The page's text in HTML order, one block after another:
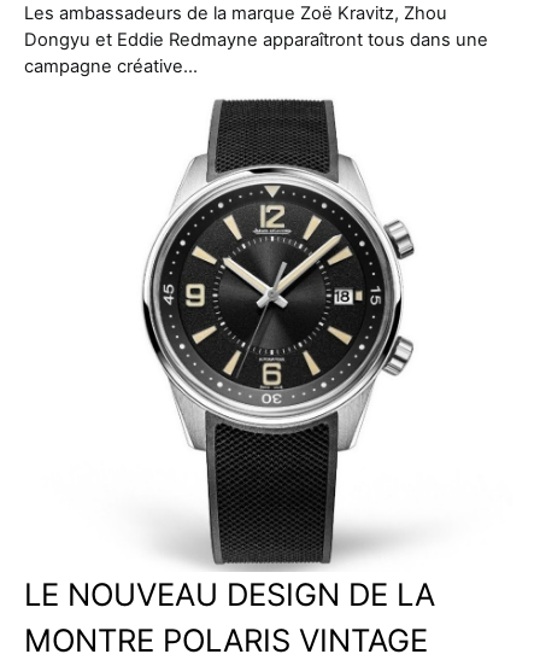
Les ambassadeurs de la marque Zoë Kravitz, Zhou
Dongyu et Eddie Redmayne apparaîtront tous dans une
campagne créative…
LE NOUVEAU DESIGN DE LA
MONTRE POLARIS VINTAGE